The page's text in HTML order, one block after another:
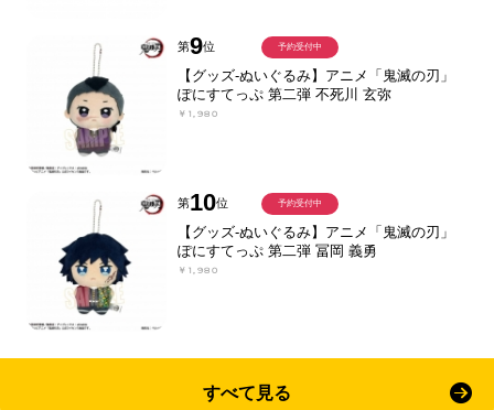
第9位
【グッズ-ぬいぐるみ】アニメ「鬼滅の刃」
ぽにすてっぷ 第二弾 不死川 玄弥
￥1,980
予約受付中
第10位
【グッズ-ぬいぐるみ】アニメ「鬼滅の刃」
ぽにすてっぷ 第二弾 冨岡 義勇
￥1,980
予約受付中
すべて見る